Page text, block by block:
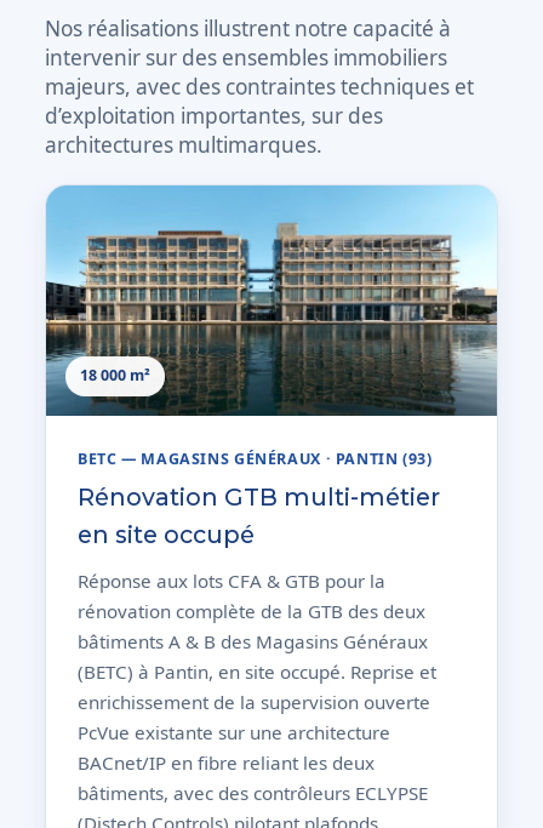
Nos réalisations illustrent notre capacité à
intervenir sur des ensembles immobiliers
majeurs, avec des contraintes techniques et
d’exploitation importantes, sur des
architectures multimarques.
18 000 m²
BETC — MAGASINS GÉNÉRAUX · PANTIN (93)
Rénovation GTB multi-métier
en site occupé
Réponse aux lots CFA & GTB pour la
rénovation complète de la GTB des deux
bâtiments A & B des Magasins Généraux
(BETC) à Pantin, en site occupé. Reprise et
enrichissement de la supervision ouverte
PcVue existante sur une architecture
BACnet/IP en fibre reliant les deux
bâtiments, avec des contrôleurs ECLYPSE
(Distech Controls) pilotant plafonds